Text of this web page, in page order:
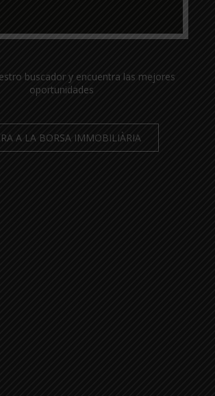
buscador y encuentra las mejores
oportunidades
A LA BORSA IMMOBILIÀRIA